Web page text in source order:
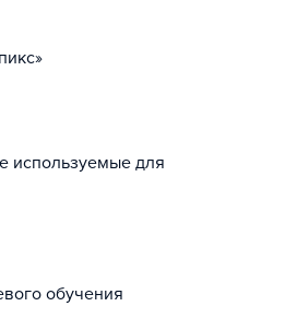
используемые для
обучения